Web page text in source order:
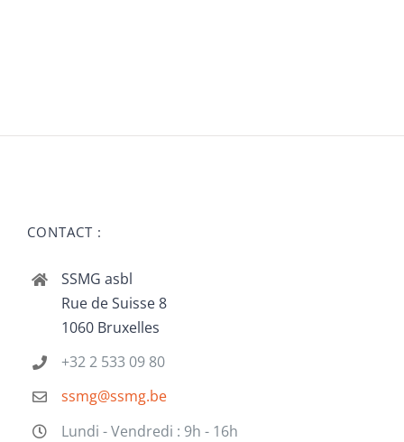
CONTACT :
SSMG asbl
Rue de Suisse 8
1060 Bruxelles
+32 2 533 09 80
ssmg@ssmg.be
Lundi - Vendredi : 9h - 16h